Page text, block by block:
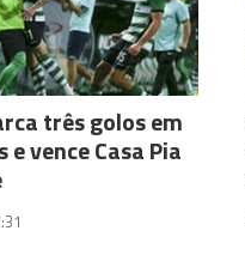
três golos em
vence Casa Pia